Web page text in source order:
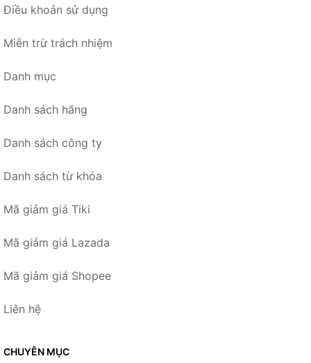
Điều khoản sử dụng
Miễn trừ trách nhiệm
Danh mục
Danh sách hãng
Danh sách công ty
Danh sách từ khóa
Mã giảm giá Tiki
Mã giảm giá Lazada
Mã giảm giá Shopee
Liên hệ
CHUYÊN MỤC